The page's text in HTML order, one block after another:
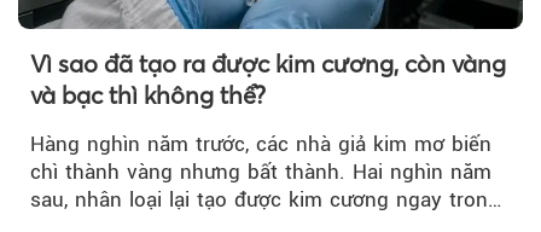
Vì sao đã tạo ra được kim cương, còn vàng
và bạc thì không thể?
Hàng nghìn năm trước, các nhà giả kim mơ biến
chì thành vàng nhưng bất thành. Hai nghìn năm
sau, nhân loại lại tạo được kim cương ngay trong